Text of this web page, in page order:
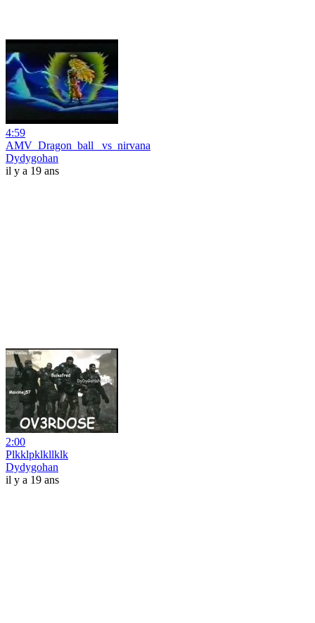
4:59
AMV_Dragon_ball _vs_nirvana
Dydygohan
il y a 19 ans
2:00
Plkklpklkllklk
Dydygohan
il y a 19 ans